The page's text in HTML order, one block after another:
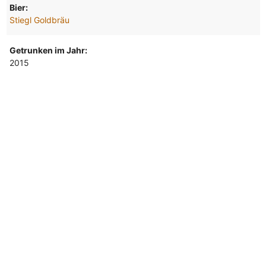
Bier:
Stiegl Goldbräu
Getrunken im Jahr:
2015